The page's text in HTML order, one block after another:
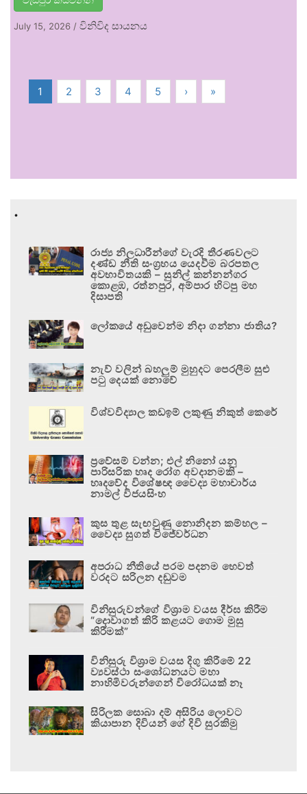
July 15, 2026 / විනිවිද සායනය
1 2 3 4 5 › »
.
රාජ්‍ය නිලධාරීන්ගේ වැරදි තීරණවලට
දණ්ඩ නීති සංග්‍රහය යෙදවීම බරපතල
අවභාවිතයකි – සුනිල් කන්නන්ගර
කොළඹ, රත්නපුර, අම්පාර හිටපු මහ
දිසාපති
ලෝකයේ අඩුවෙන්ම නිදා ගන්නා ජාතිය?
නැව් වලින් බහලුම් මුහුදට පෙරලීම සුළු
පටු දෙයක් නොවේ
විශ්වවිද්‍යාල කඩඉම් ලකුණු නිකුත් කෙරේ
ප්‍රවේසම් වන්න; එල් නිනෝ යනු
පාරිසරික හෘද රෝග අවදානමකි –
හෘදවේද විශේෂඥ වෛද්‍ය මහාචාර්ය
නාමල් විජයසිංහ
කුස තුළ සැඟවුණු නොනිදන කම්හල –
වෛද්‍ය සුගත් විජේවර්ධන
අපරාධ නීතියේ පරම පදනම හෙවත්
වරදට සරිලන දඬුවම
විනිසුරුවන්ගේ විශ්‍රාම වයස දීර්ඝ කිරීම
“දොවාගත් කිරි කළයට ගොම මුසු
කිරීමක්”
විනිසුරු විශ්‍රාම වයස දිගු කිරීමේ 22
ව්‍යවස්ථා සංශෝධනයට මහා
නාහිමිවරුන්ගෙන් විරෝධයක් නෑ
සිරිලක සොබා දම් අසිරිය ලොවට
කියාපාන දිවියන් ගේ දිවි සුරකිමු